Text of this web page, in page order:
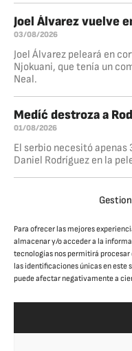
Para ofrecer las mejores
almacenar y/o acceder a la
tecnologías nos permitirá
las identificaciones únicas en este
puede afectar negativamente a
Joel Álvarez vuelve
03/08/2026
Joel Álvarez peleará en
Njokuani, que tenía un
Neal.
Medíć destroza a
01/08/2026
El serbio necesitó apenas
Daniel Rodríguez en la
Dominio total de
Magomed Ankalaev
a Bogdan Guskov por
dentro de la pelea estelar